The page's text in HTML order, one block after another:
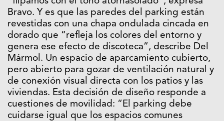
Bravo. Y es que las paredes del parking están
revestidas con una chapa ondulada cincada en
dorado que “refleja los colores del entorno y
genera ese efecto de discoteca”, describe Del
Mármol. Un espacio de aparcamiento cubierto,
pero abierto para gozar de ventilación natural y
de conexión visual directa con los patios y las
viviendas. Esta decisión de diseño responde a
cuestiones de movilidad: “El parking debe
cuidarse igual que los espacios comunes